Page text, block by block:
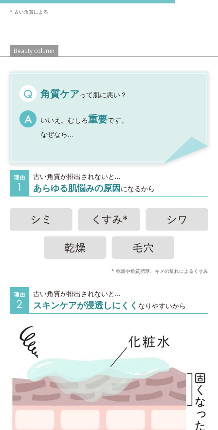
* 古い角質による
Beauty column
角質ケアって肌に悪い？
いいえ。むしろ重要です。
なぜなら…
古い角質が排出されないと…
あらゆる肌悩みの原因になるから
* 乾燥や角質肥厚、キメの乱れによるくすみ
古い角質が排出されないと…
スキンケアが浸透しにくく なりやすいから